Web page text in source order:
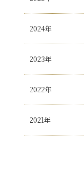
2024年
2023年
2022年
2021年